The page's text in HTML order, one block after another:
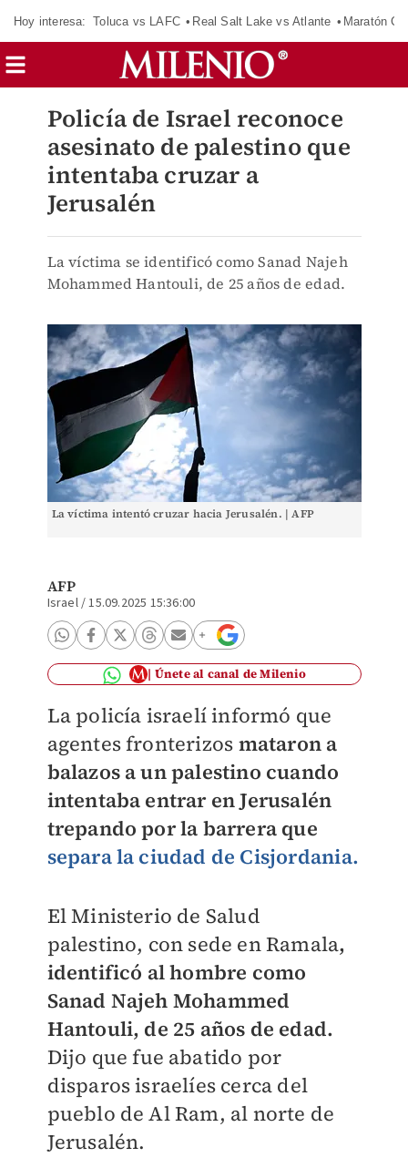
Hoy interesa: Toluca vs LAFC Real Salt Lake vs Atlante Maratón
Policía de Israel reconoce
asesinato de palestino que
intentaba cruzar a
Jerusalén
La víctima se identificó como Sanad Najeh
Mohammed Hantouli, de 25 años de edad.
La víctima intentó cruzar hacia Jerusalén. | AFP
AFP
Israel/15.09.2025 15:36:00
Únete al canal de Milenio
La policía israelí informó que
agentes fronterizos mataron a
balazos a un palestino cuando
intentaba entrar en Jerusalén
trepando por la barrera que
separa la ciudad de Cisjordania.
El Ministerio de Salud
palestino, con sede en Ramala,
identificó al hombre como
Sanad Najeh Mohammed
Hantouli, de 25 años de edad.
Dijo que fue abatido por
disparos israelíes cerca del
pueblo de Al Ram, al norte de
Jerusalén.